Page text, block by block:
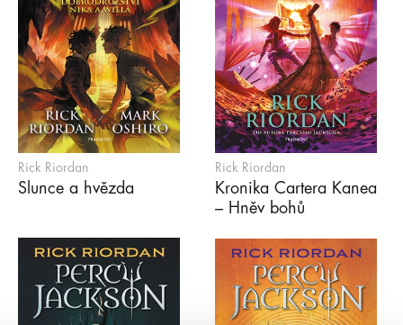
Rick Riordan
Slunce a hvězda
Rick Riordan
Kronika Cartera Kanea
– Hněv bohů